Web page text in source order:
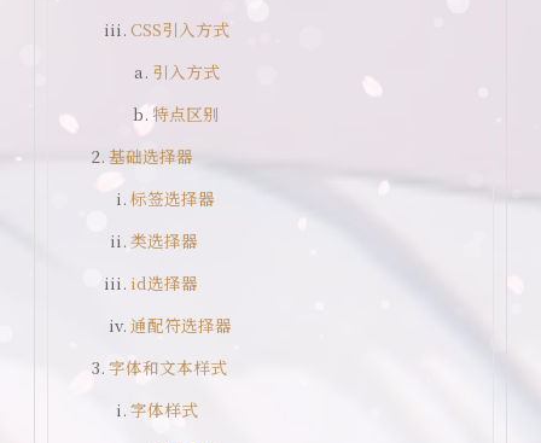
游戏
Ai绘画
CSS引入方式
引入方式
特点区别
基础选择器
标签选择器
类选择器
id选择器
通配符选择器
字体和文本样式
字体样式